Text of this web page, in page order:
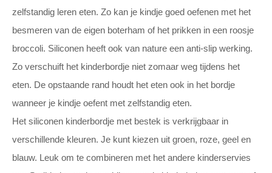
zelfstandig leren eten. Zo kan je kindje goed oefenen met het
besmeren van de eigen boterham of het prikken in een roosje
broccoli. Siliconen heeft ook van nature een anti-slip werking.
Zo verschuift het kinderbordje niet zomaar weg tijdens het
eten. De opstaande rand houdt het eten ook in het bordje
wanneer je kindje oefent met zelfstandig eten.
Het siliconen kinderbordje met bestek is verkrijgbaar in
verschillende kleuren. Je kunt kiezen uit groen, roze, geel en
blauw. Leuk om te combineren met het andere kinderservies